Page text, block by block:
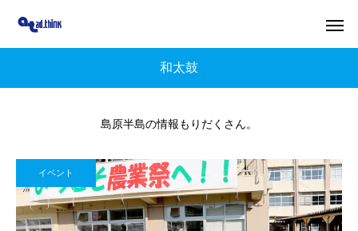
和太鼓
島原半島の情報もりだくさん。
イベント